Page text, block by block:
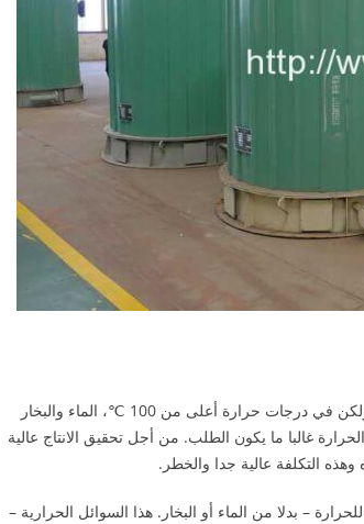
كما نعلم، يتم استخدام كل من الماء والبخار كناقل حرارة في أنظمة التدفئة العملية. ولكن في درجات حرارة أعلى من 100 ℃، الماء والبخار
غالبا ما يكون الطلب. من أجل تحقيق الانتاج عالية
التكلفة عالية جدا والخطر.
– بدلا من الماء أو البخار. هذا السوائل الحرارية –